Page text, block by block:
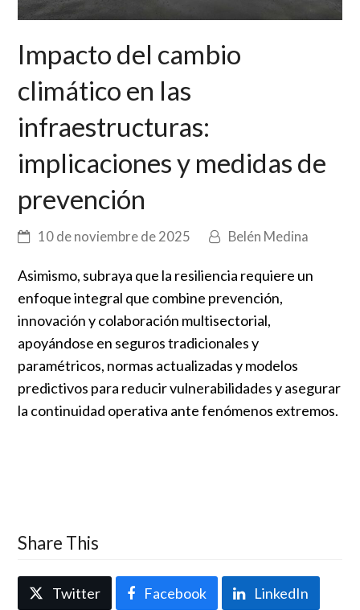
Impacto del cambio
climático en las
infraestructuras:
implicaciones y medidas de
prevención
10 de noviembre de 2025 Belén Medina
Asimismo, subraya que la resiliencia requiere un
enfoque integral que combine prevención,
innovación y colaboración multisectorial,
apoyándose en seguros tradicionales y
paramétricos, normas actualizadas y modelos
predictivos para reducir vulnerabilidades y asegurar
la continuidad operativa ante fenómenos extremos.
Share This
Twitter Facebook LinkedIn